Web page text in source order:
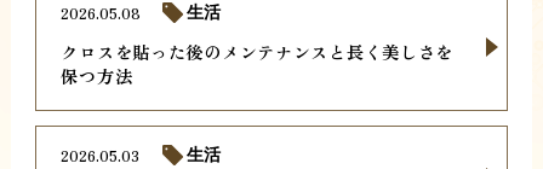
クロスを貼った後のメンテナンスと長く美しさを
保つ方法
2026.05.08 生活
2026.05.03 生活